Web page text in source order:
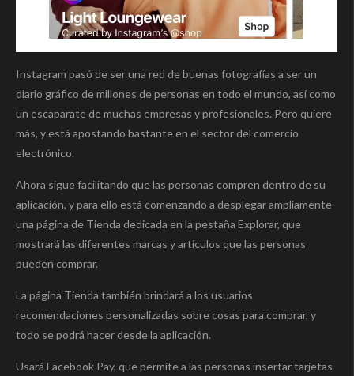
Instagram pasó de ser una red de buenas fotografías a ser un
diario gráfico de millones de personas en todo el mundo, así como
un escaparate de muchas empresas y profesionales. Pero quiere
más, y está apostando bastante en el sector del comercio
electrónico.
Ahora sigue facilitando que las personas compren dentro de su
aplicación, y para ello está comenzando a desplegar ampliamente
una página de Tienda dedicada en la pestaña Explorar, que
mostrará las diferentes marcas y artículos que las personas
pueden comprar.
La página Tienda también brindará a los usuarios
recomendaciones personalizadas sobre cosas para comprar, y
todo se podrá hacer desde la aplicación.
Usará Facebook Pay, que permite a las personas insertar tarjetas